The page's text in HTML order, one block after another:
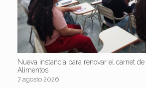
Nueva instancia para renovar el carnet
Alimentos
7 agosto 2026